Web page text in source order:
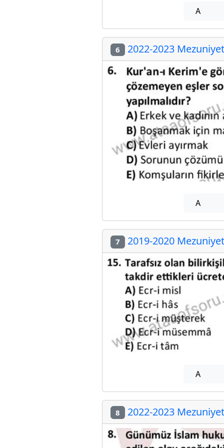
A
6 2022-2023 Mezuniyet
A
7 2019-2020 Mezuniyet
A
8 2022-2023 Mezuniyet